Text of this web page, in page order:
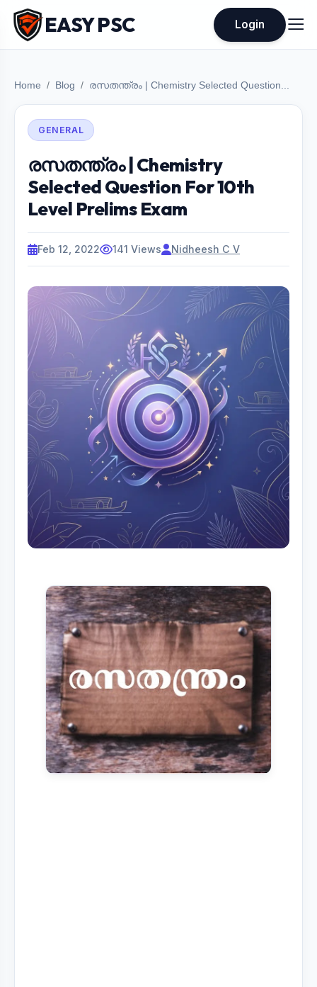
EASY PSC Login
Home Blog രസതന്ത്രം | Chemistry Selected Question...
GENERAL
രസതന്ത്രം | Chemistry
Selected Question For 10th
Level Prelims Exam
Feb 12, 2022 141 Views Nidheesh C V